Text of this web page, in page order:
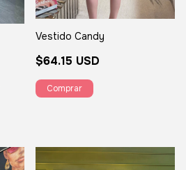
Vestido Candy
$64.15 USD
Comprar